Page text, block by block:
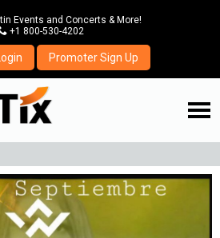
Events and Concerts & More!
+1 800-530-4202
Promoter Sign Up
☰